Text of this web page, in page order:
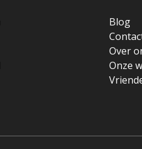
Blog
Over
Onze